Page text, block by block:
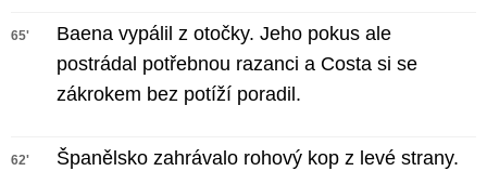
65'
Baena vypálil z otočky. Jeho pokus ale
postrádal potřebnou razanci a Costa si se
zákrokem bez potíží poradil.
62'
Španělsko zahrávalo rohový kop z levé strany.